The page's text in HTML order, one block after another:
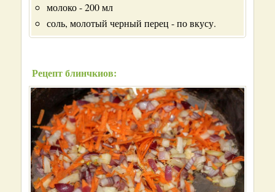
молоко - 200 мл
соль, молотый черный перец - по вкусу.
Рецепт блинчкиов: